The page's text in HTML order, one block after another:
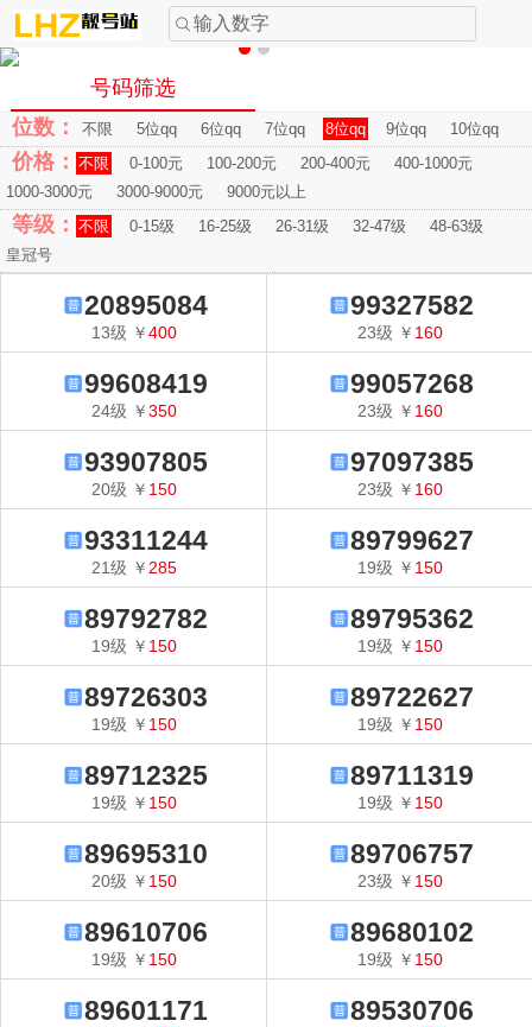
输入数字
号码筛选
位数：
不限 5位qq 6位qq 7位qq 8位qq 9位qq 10位qq
价格： 不限 0-100元 100-200元 200-400元
400-1000元
1000-3000元
3000-9000元 9000元以上
等级： 不限 0-15级 16-25级 26-31级 32-47级
48-63级
皇冠号
20895084
13级 ￥400
99327582
23级 ￥ 160
99608419
24级 ￥350
99057268
23级 ￥ 160
93907805
20级 ￥ 150
97097385
23级 ￥ 160
93311244
21级 ￥ 285
89799627
19级 ￥ 150
89792782
19级 ￥ 150
89795362
19级 ￥ 150
89726303
19级 ￥ 150
89722627
19级 ￥ 150
89712325
19级 ￥ 150
89711319
19级 ￥ 150
89695310
20级 ￥ 150
89706757
23级 ￥ 150
89610706
19级 ￥ 150
89680102
19级 ￥ 150
89601171 89530706